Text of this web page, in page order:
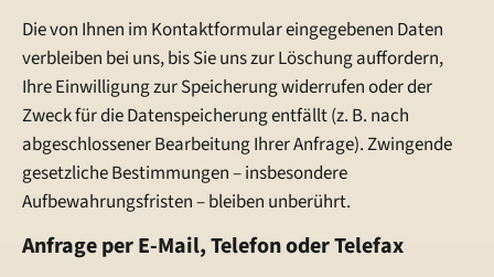
Die von Ihnen im Kontaktformular eingegebenen Daten
verbleiben bei uns, bis Sie uns zur Löschung auffordern,
Ihre Einwilligung zur Speicherung widerrufen oder der
Zweck für die Datenspeicherung entfällt (z. B. nach
abgeschlossener Bearbeitung Ihrer Anfrage). Zwingende
gesetzliche Bestimmungen – insbesondere
Aufbewahrungsfristen – bleiben unberührt.
Anfrage per E-Mail, Telefon oder Telefax